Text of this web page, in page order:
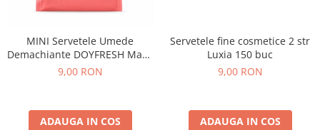
MINI Servetele Umede
Demachiante DOYFRESH Make
Up – 8 pachete x 8 bucati
9,00 RON
ADAUGA IN COS
Servetele fine cosmetice 2 str
Luxia 150 buc
9,00 RON
ADAUGA IN COS